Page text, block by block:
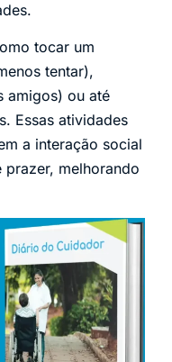
tocar um
tentar),
amigos) ou até
Essas atividades
a interação social
melhorando